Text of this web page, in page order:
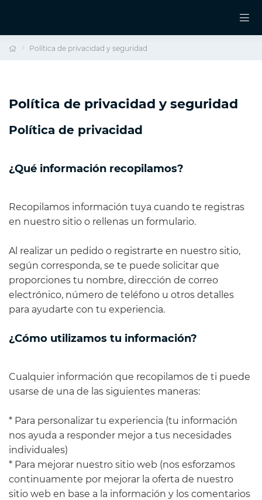
Política de privacidad y seguridad
Política de privacidad y seguridad
Política de privacidad
¿Qué información recopilamos?
Recopilamos información tuya cuando te registras
en nuestro sitio o rellenas un formulario.
Al realizar un pedido o registrarte en nuestro sitio,
según corresponda, se te puede solicitar que
proporciones tu nombre, dirección de correo
electrónico, número de teléfono u otros detalles
para ayudarte con tu experiencia.
¿Cómo utilizamos tu información?
Cualquier información que recopilamos de ti puede
usarse de una de las siguientes maneras:
* Para personalizar tu experiencia (tu información
nos ayuda a responder mejor a tus necesidades
individuales)
* Para mejorar nuestro sitio web (nos esforzamos
continuamente por mejorar la oferta de nuestro
sitio web en base a la información y los comentarios